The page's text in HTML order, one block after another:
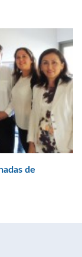
de